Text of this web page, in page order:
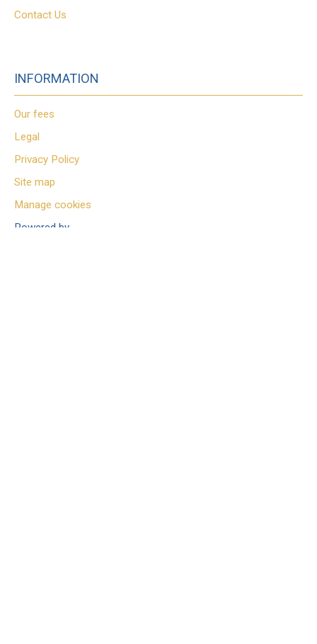
Contact Us
INFORMATION
Our fees
Legal
Privacy Policy
Site map
Manage cookies
Powered by